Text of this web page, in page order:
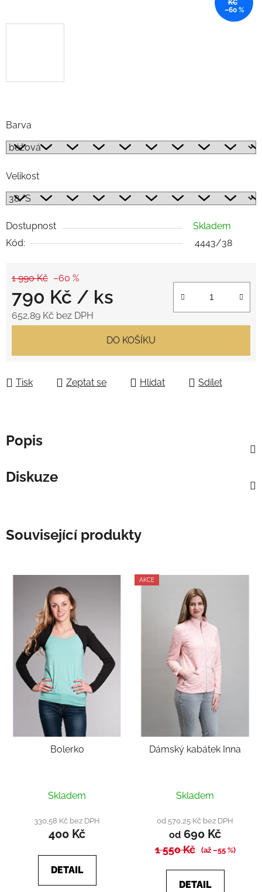
Barva
Velikost
Dostupnost
Skladem
Kód:
4443/38
1 990 Kč –60 %
790 Kč / ks
652,89 Kč bez DPH
DO KOŠÍKU
Tisk Zeptat se Hlídat Sdílet
KČ
–60 %
Popis
Diskuze
Související produkty
Bolerko
hodnocení
produktu
je
z
Skladem
330,58 Kč bez DPH
400 Kč
DETAIL
AKCE
Dámský kabátek Inna
hodnocení
produktu
je
4,8
5
Skladem
od 570,25 Kč bez DPH
od 690 Kč
1 550 Kč (až –55 %)
DETAIL